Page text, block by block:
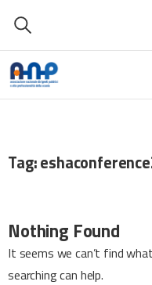
Tag:
Nothing Found
It seems we can’t find
searching can help.